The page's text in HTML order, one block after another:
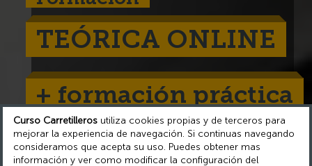
TEÓRICA ONLINE
+ formación práctica